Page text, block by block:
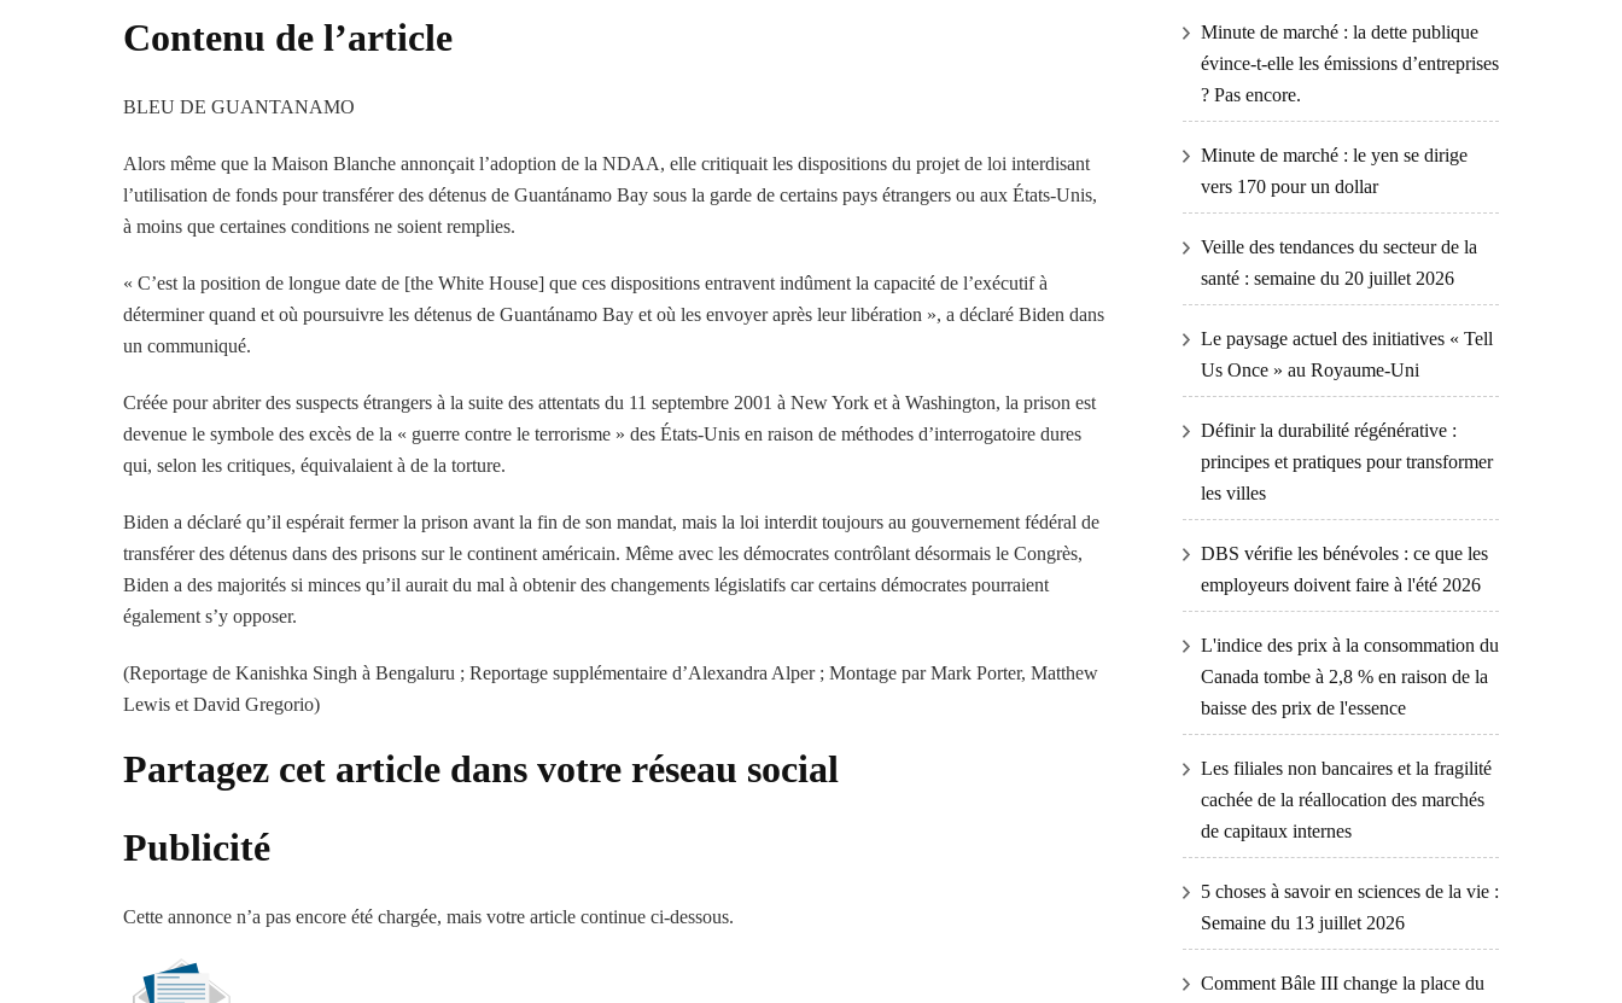
Contenu de l’article
BLEU DE GUANTANAMO
Alors même que la Maison Blanche annonçait l’adoption de la NDAA, elle critiquait les dispositions du projet de loi interdisant
l’utilisation de fonds pour transférer des détenus de Guantánamo Bay sous la garde de certains pays étrangers ou aux États-Unis,
à moins que certaines conditions ne soient remplies.
« C’est la position de longue date de [the White House] que ces dispositions entravent indûment la capacité de l’exécutif à
déterminer quand et où poursuivre les détenus de Guantánamo Bay et où les envoyer après leur libération », a déclaré Biden dans
un communiqué.
Créée pour abriter des suspects étrangers à la suite des attentats du 11 septembre 2001 à New York et à Washington, la prison est
devenue le symbole des excès de la « guerre contre le terrorisme » des États-Unis en raison de méthodes d’interrogatoire dures
qui, selon les critiques, équivalaient à de la torture.
Biden a déclaré qu’il espérait fermer la prison avant la fin de son mandat, mais la loi interdit toujours au gouvernement fédéral de
transférer des détenus dans des prisons sur le continent américain. Même avec les démocrates contrôlant désormais le Congrès,
Biden a des majorités si minces qu’il aurait du mal à obtenir des changements législatifs car certains démocrates pourraient
également s’y opposer.
(Reportage de Kanishka Singh à Bengaluru ; Reportage supplémentaire d’Alexandra Alper ; Montage par Mark Porter, Matthew
Lewis et David Gregorio)
Partagez cet article dans votre réseau social
Publicité
Cette annonce n’a pas encore été chargée, mais votre article continue ci-dessous.
Minute de marché : la dette publique
évince-t-elle les émissions d’entreprises
? Pas encore.
Minute de marché : le yen se dirige
vers 170 pour un dollar
Veille des tendances du secteur de la
santé : semaine du 20 juillet 2026
Le paysage actuel des initiatives « Tell
Us Once » au Royaume-Uni
Définir la durabilité régénérative :
principes et pratiques pour transformer
les villes
DBS vérifie les bénévoles : ce que les
employeurs doivent faire à l'été 2026
L'indice des prix à la consommation du
Canada tombe à 2,8 % en raison de la
baisse des prix de l'essence
Les filiales non bancaires et la fragilité
cachée de la réallocation des marchés
de capitaux internes
5 choses à savoir en sciences de la vie :
Semaine du 13 juillet 2026
Comment Bâle III change la place du